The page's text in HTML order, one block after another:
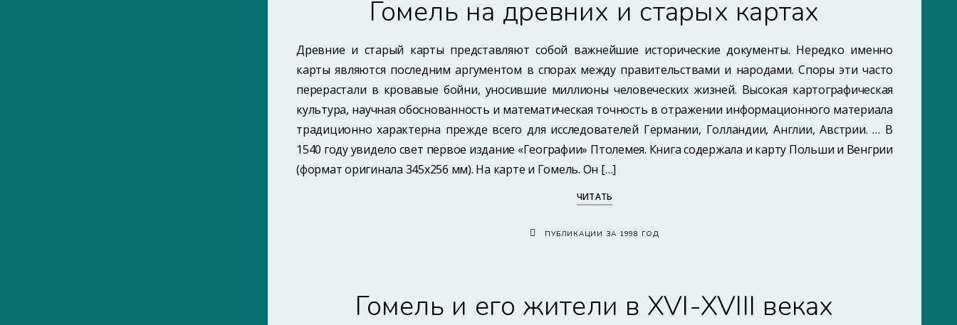
Гомель на древних и старых картах
Древние и старый карты представляют собой важнейшие исторические документы. Нередко именно
карты являются последним аргументом в спорах между правительствами и народами. Споры эти часто
перерастали в кровавые бойни, уносившие миллионы человеческих жизней. Высокая картографическая
культура, научная обоснованность и математическая точность в отражении информационного материала
традиционно характерна прежде всего для исследователей Германии, Голландии, Англии, Австрии. … В
1540 году увидело свет первое издание «Географии» Птолемея. Книга содержала и карту Польши и Венгрии
(формат оригинала 345х256 мм). На карте и Гомель. Он […]
ЧИТАТЬ
ПУБЛИКАЦИИ ЗА 1998 ГОД
Гомель и его жители в XVI-XVIII веках